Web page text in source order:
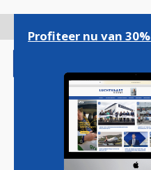
gaan
Magazine
Profiteer nu van